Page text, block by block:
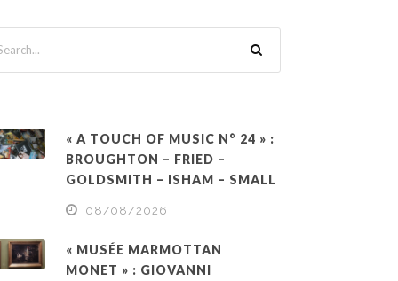
« A TOUCH OF MUSIC N° 24 » :
BROUGHTON – FRIED –
GOLDSMITH – ISHAM – SMALL
08/08/2026
« MUSÉE MARMOTTAN
MONET » : GIOVANNI